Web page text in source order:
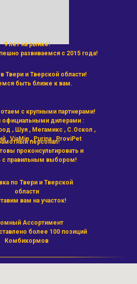
9 лет на рынке!
развиваемся с 2015 года!
Твери и Тверской области!
быть ближе к вам.
с крупными партнерами!
официальными дилерами :
, Шуя , Мегамикс , С.Оскол ,
, ViaMin , Purina , ProviPet
персонал!
проконсультировать и
с правильным выбором!
по Твери и Тверской
области
вам на участок!
Ассортимент
более 100 позиций
Комбикормов